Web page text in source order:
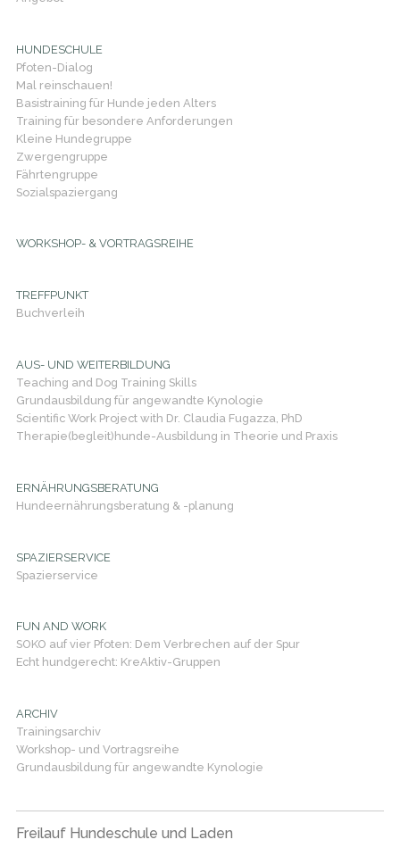
HUNDESCHULE
Pfoten-Dialog
Mal reinschauen!
Basistraining für Hunde jeden Alters
Training für besondere Anforderungen
Kleine Hundegruppe
Zwergengruppe
Fährtengruppe
Sozialspaziergang
WORKSHOP- & VORTRAGSREIHE
TREFFPUNKT
Buchverleih
AUS- UND WEITERBILDUNG
Teaching and Dog Training Skills
Grundausbildung für angewandte Kynologie
Scientific Work Project with Dr. Claudia Fugazza, PhD
Therapie(begleit)hunde-Ausbildung in Theorie und Praxis
ERNÄHRUNGSBERATUNG
Hundeernährungsberatung & -planung
SPAZIERSERVICE
Spazierservice
FUN AND WORK
SOKO auf vier Pfoten: Dem Verbrechen auf der Spur
Echt hundgerecht: KreAktiv-Gruppen
ARCHIV
Trainingsarchiv
Workshop- und Vortragsreihe
Grundausbildung für angewandte Kynologie
Freilauf Hundeschule und Laden